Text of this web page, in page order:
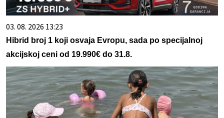
03. 08. 2026 13:23
Hibrid broj 1 koji osvaja Evropu, sada po specijalnoj
akcijskoj ceni od 19.990€ do 31.8.